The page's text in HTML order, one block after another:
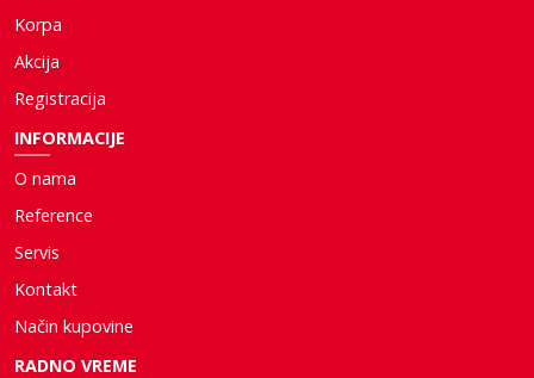
Korpa
Akcija
Registracija
INFORMACIJE
O nama
Reference
Servis
Kontakt
Način kupovine
RADNO VREME